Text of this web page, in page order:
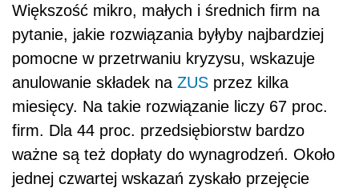
Większość mikro, małych i średnich firm na
pytanie, jakie rozwiązania byłyby najbardziej
pomocne w przetrwaniu kryzysu, wskazuje
anulowanie składek na ZUS przez kilka
miesięcy. Na takie rozwiązanie liczy 67 proc.
firm. Dla 44 proc. przedsiębiorstw bardzo
ważne są też dopłaty do wynagrodzeń. Około
jednej czwartej wskazań zyskało przejęcie